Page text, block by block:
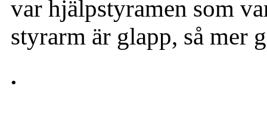
var hjälpstyramen som
styrarm är glapp, så mer
.